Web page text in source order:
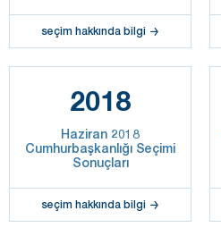
seçim hakkında bilgi
2018
Haziran 2018
Cumhurbaşkanlığı Seçimi
Sonuçları
seçim hakkında bilgi